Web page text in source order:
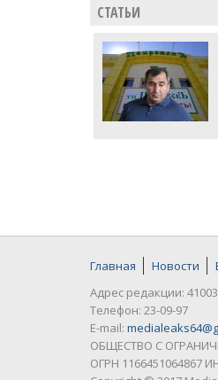
СТАТЬИ
Главная Новости
Адрес редакции:
Телефон: 23-09-97
E-mail:
ОБЩЕСТВО С
ОГРН 1166451064867